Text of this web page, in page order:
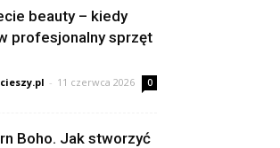
beauty – kiedy
profesjonalny sprzęt
- 11 czerwca 2026 0
Boho. Jak stworzyć